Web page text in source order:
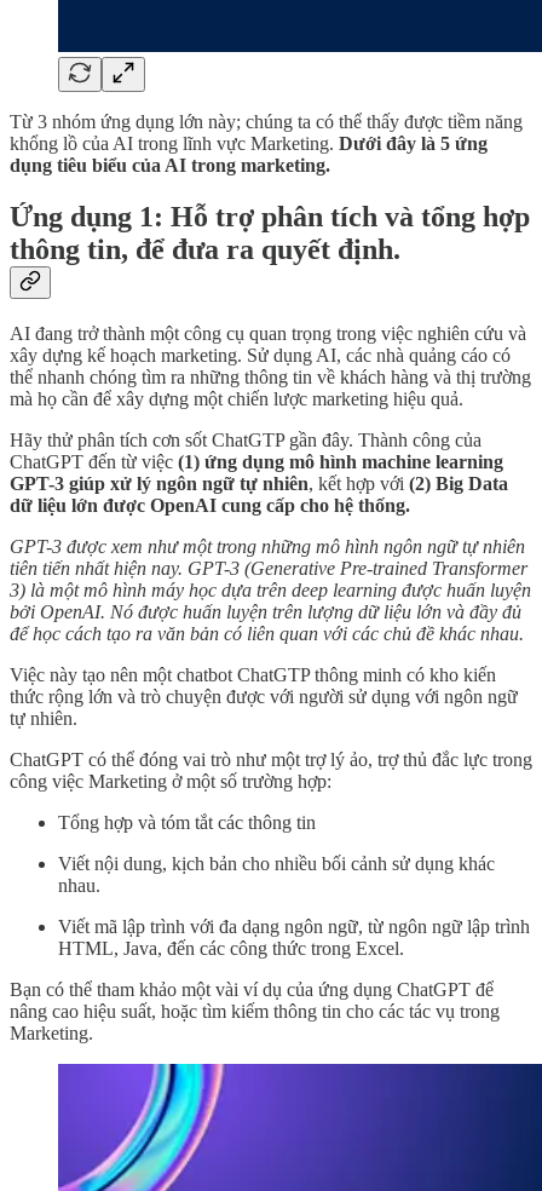
Từ 3 nhóm ứng dụng lớn này; chúng ta có thể thấy được tiềm năng
khổng lồ của AI trong lĩnh vực Marketing. Dưới đây là 5 ứng
dụng tiêu biểu của AI trong marketing.
Ứng dụng 1: Hỗ trợ phân tích và tổng hợp
thông tin, để đưa ra quyết định.
AI đang trở thành một công cụ quan trọng trong việc nghiên cứu và
xây dựng kế hoạch marketing. Sử dụng AI, các nhà quảng cáo có
thể nhanh chóng tìm ra những thông tin về khách hàng và thị trường
mà họ cần để xây dựng một chiến lược marketing hiệu quả.
Hãy thử phân tích cơn sốt ChatGTP gần đây. Thành công của
ChatGPT đến từ việc (1) ứng dụng mô hình machine learning
GPT-3 giúp xử lý ngôn ngữ tự nhiên, kết hợp với (2) Big Data
dữ liệu lớn được OpenAI cung cấp cho hệ thống.
GPT-3 được xem như một trong những mô hình ngôn ngữ tự nhiên
tiên tiến nhất hiện nay. GPT-3 (Generative Pre-trained Transformer
3) là một mô hình máy học dựa trên deep learning được huấn luyện
bởi OpenAI. Nó được huấn luyện trên lượng dữ liệu lớn và đầy đủ
để học cách tạo ra văn bản có liên quan với các chủ đề khác nhau.
Việc này tạo nên một chatbot ChatGTP thông minh có kho kiến
thức rộng lớn và trò chuyện được với người sử dụng với ngôn ngữ
tự nhiên.
ChatGPT có thể đóng vai trò như một trợ lý ảo, trợ thủ đắc lực trong
công việc Marketing ở một số trường hợp:
Tổng hợp và tóm tắt các thông tin
Viết nội dung, kịch bản cho nhiều bối cảnh sử dụng khác
nhau.
Viết mã lập trình với đa dạng ngôn ngữ, từ ngôn ngữ lập trình
HTML, Java, đến các công thức trong Excel.
Bạn có thể tham khảo một vài ví dụ của ứng dụng ChatGPT để
nâng cao hiệu suất, hoặc tìm kiếm thông tin cho các tác vụ trong
Marketing.